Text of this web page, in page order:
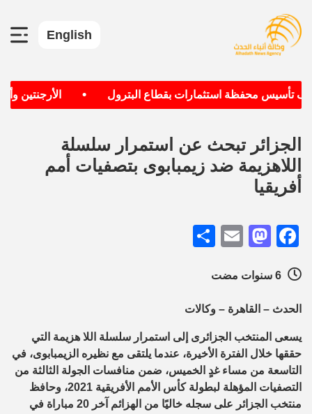
English
تأسيس محفظة استثمارات بقطاع البترول الأرجنتين
الجزائر تبحث عن استمرار سلسلة
اللاهزيمة ضد زيمبابوى بتصفيات أمم
أفريقيا
Facebook
Mastodon
Email
الحدث – القاهرة – وكالات
يسعى المنتخب الجزائرى إلى استمرار سلسلة اللا هزيمة التي
حققها خلال الفترة الأخيرة، عندما يلتقى مع نظيره الزيمبابوى، في
التاسعة من مساء غدٍ الخميس، ضمن منافسات الجولة الثالثة من
التصفيات المؤهلة لبطولة كأس الأمم الأفريقية 2021، وحافظ
منتخب الجزائر على سجله خاليًا من الهزائم آخر 20 مباراة في